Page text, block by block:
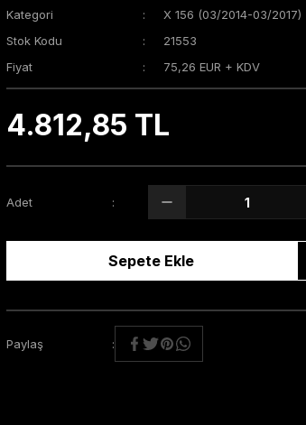
Kategori
X 156 (03/2014-03/2017)
Stok Kodu
21553
Fiyat
75,26 EUR + KDV
4.812,85 TL
Adet
Sepete Ekle
Paylaş